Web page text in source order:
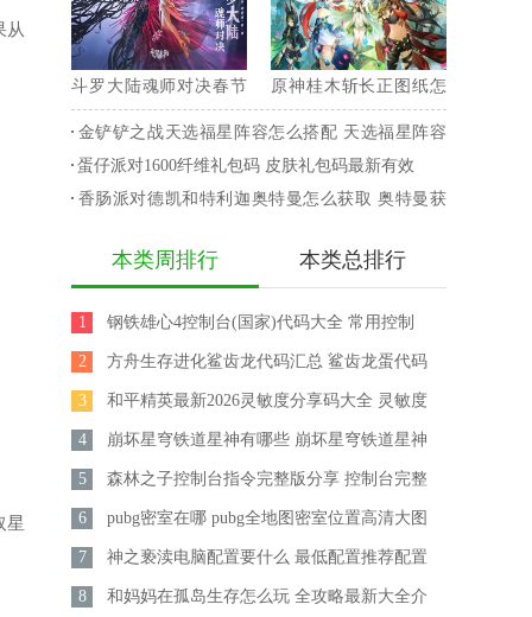
从
星
斗罗大陆魂师对决春节
兑换码 2023最新永久兑
换码
原神桂木斩长正图纸怎
么获得 桂木斩长正图纸
获取攻略
金铲铲之战天选福星阵容怎么搭配 天选福星阵容
攻略
蛋仔派对1600纤维礼包码 皮肤礼包码最新有效
香肠派对德凯和特利迦奥特曼怎么获取 奥特曼获
本类周排行 本类总排行
1 钢铁雄心4控制台(国家)代码大全 常用控制
台秘籍汇总
2 方舟生存进化鲨齿龙代码汇总 鲨齿龙蛋代码
大全
3 和平精英最新2026灵敏度分享码大全 灵敏度
怎么调最稳
4 崩坏星穹铁道星神有哪些 崩坏星穹铁道星神
实力排行
5 森林之子控制台指令完整版分享 控制台完整
指令怎么用
6 pubg密室在哪 pubg全地图密室位置高清大图
一览2026
7 神之亵渎电脑配置要什么 最低配置推荐配置
一览
8 和妈妈在孤岛生存怎么玩 全攻略最新大全介